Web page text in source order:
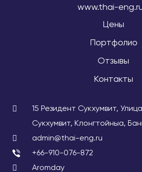
www.thai-
Цены
Портфолио
Отзывы
Контакты
15 Резидент Сукхумвит,
Сукхумвит, Клонгтойныа,
admin@thai-eng.ru
+66-910-076-872
Aromday